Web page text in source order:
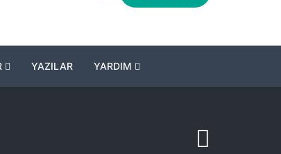
YAZILAR YARDIM